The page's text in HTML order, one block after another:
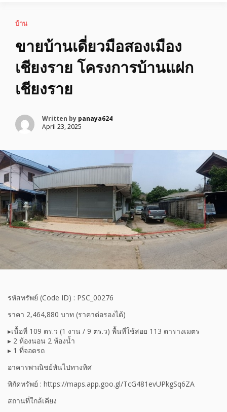
บ้าน
ขายบ้านเดี่ยวมือสองเมือง
เชียงราย โครงการบ้านแฝก
เชียงราย
Written by panaya624
April 23, 2025
รหัสทรัพย์ (Code ID) : PSC_00276
ราคา 2,464,880 บาท (ราคาต่อรองได้)
▸เนื้อที่ 109 ตร.ว (1 งาน / 9 ตร.ว) พื้นที่ใช้สอย 113 ตารางเมตร
▸ 2 ห้องนอน 2 ห้องน้ำ
▸ 1 ที่จอดรถ
อาคารพาณิชย์หันไปทางทิศ
พิกัดทรัพย์ : https://maps.app.goo.gl/TcG481evUPkgSq6ZA
สถานที่ใกล้เคียง